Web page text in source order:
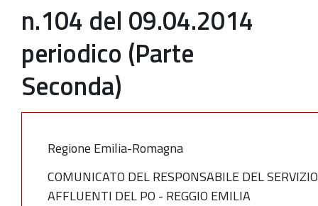
n.104 del 09.04.2014
periodico (Parte
Seconda)
Regione Emilia-Romagna
COMUNICATO DEL RESPONSABILE DEL
AFFLUENTI DEL PO - REGGIO EMILIA